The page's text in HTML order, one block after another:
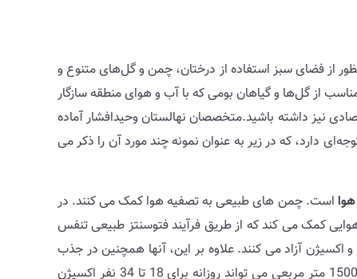
از فضای سبز استفاده از درختان، چمن و گل‌های متنوع و
از گل‌ها و گیاهان بومی که با آب و هوای منطقه سازگار
نیز داشته باشید.متخصصان نهالستان وحیدافشار آماده
دارد، که در زیر به عنوان نمونه چند مورد آن را ذکر می
است. چمن های طبیعی به تصفیه هوا کمک می کنند. در
کمک می کند که از طریق فرآیند فتوسنتز طبیعی تنفس
اکسیژن آزاد می کنند. علاوه بر این، آنها همچنین در جذب
ذرات و سایر آلاینده های میکروسکوپی نقش دارند و هوا را برای همه ما تمیزتر می کنند. در واقع، طبق گزارش متخصصان، یک چمن 1500 متر مربعی می تواند روزانه برای 18 تا 34 نفر اکسیژن